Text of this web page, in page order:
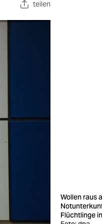
teilen
Wollen raus
Flüchtlinge